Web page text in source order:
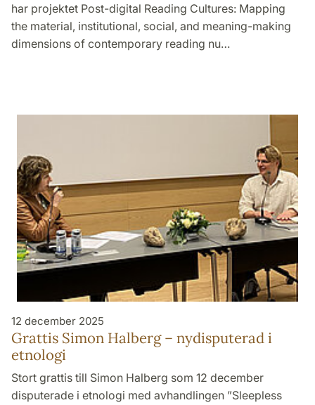
har projektet Post-digital Reading Cultures: Mapping
the material, institutional, social, and meaning-making
dimensions of contemporary reading nu…
12 december 2025
Grattis Simon Halberg – nydisputerad i
etnologi
Stort grattis till Simon Halberg som 12 december
disputerade i etnologi med avhandlingen ”Sleepless